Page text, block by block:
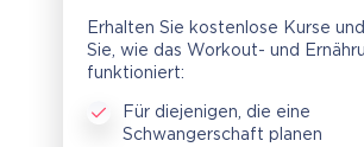
Erhalten Sie kostenlose Kurse
Sie, wie das Workout- und
funktioniert:
Für diejenigen, die eine
Schwangerschaft planen